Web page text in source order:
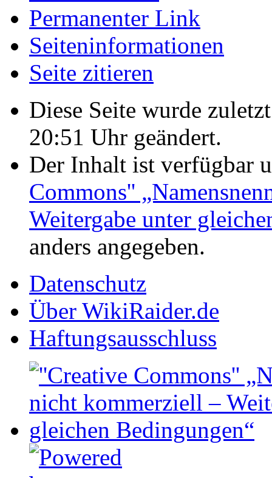
Permanenter Link
Seiten­informationen
Seite zitieren
Diese Seite wurde
20:51 Uhr geändert.
Der Inhalt ist verfügbar
Commons''
Weitergabe unter
anders angegeben.
Datenschutz
Über WikiRaider.de
Haftungsausschluss